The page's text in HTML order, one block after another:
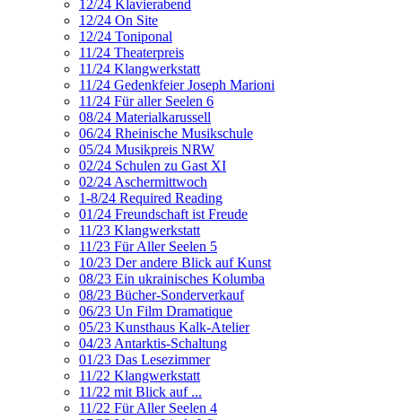
12/24 Klavierabend
12/24 On Site
12/24 Toniponal
11/24 Theaterpreis
11/24 Klangwerkstatt
11/24 Gedenkfeier Joseph Marioni
11/24 Für aller Seelen 6
08/24 Materialkarussell
06/24 Rheinische Musikschule
05/24 Musikpreis NRW
02/24 Schulen zu Gast XI
02/24 Aschermittwoch
1-8/24 Required Reading
01/24 Freundschaft ist Freude
11/23 Klangwerkstatt
11/23 Für Aller Seelen 5
10/23 Der andere Blick auf Kunst
08/23 Ein ukrainisches Kolumba
08/23 Bücher-Sonderverkauf
06/23 Un Film Dramatique
05/23 Kunsthaus Kalk-Atelier
04/23 Antarktis-Schaltung
01/23 Das Lesezimmer
11/22 Klangwerkstatt
11/22 mit Blick auf ...
11/22 Für Aller Seelen 4